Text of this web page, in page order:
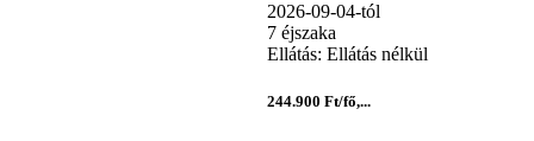
2026-09-04-tól
7 éjszaka
Ellátás: Ellátás nélkül
244.900 Ft/fő,...